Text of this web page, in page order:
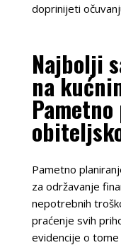
doprinijeti
Najbolji
na
Pametno
za održavanje
nepotrebnih
praćenje svih
evidencije o tome